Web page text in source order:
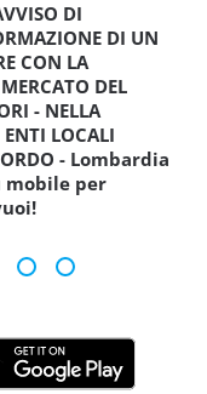
DI
DI UN
CON LA
DEL
- NELLA
LOCALI
- Lombardia
mobile per